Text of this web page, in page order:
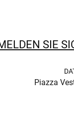
SIE
Piazza